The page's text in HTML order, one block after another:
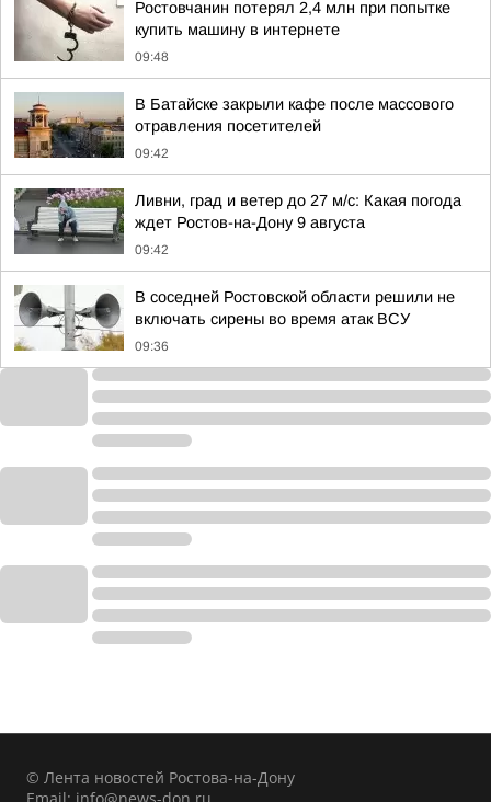
Ростовчанин потерял 2,4 млн при попытке
купить машину в интернете
09:48
В Батайске закрыли кафе после массового
отравления посетителей
09:42
Ливни, град и ветер до 27 м/с: Какая погода
ждет Ростов-на-Дону 9 августа
09:42
В соседней Ростовской области решили не
включать сирены во время атак ВСУ
09:36
© Лента новостей Ростова-на-Дону